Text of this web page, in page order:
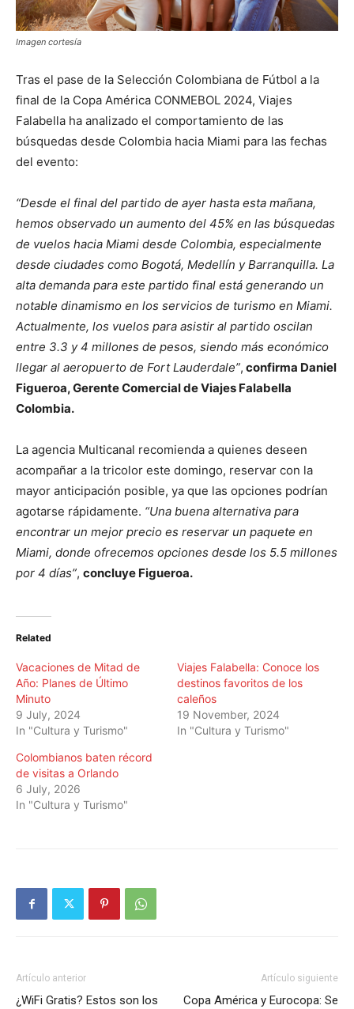
Imagen cortesía
Tras el pase de la Selección Colombiana de Fútbol a la
final de la Copa América CONMEBOL 2024, Viajes
Falabella ha analizado el comportamiento de las
búsquedas desde Colombia hacia Miami para las fechas
del evento:
“Desde el final del partido de ayer hasta esta mañana,
hemos observado un aumento del 45% en las búsquedas
de vuelos hacia Miami desde Colombia, especialmente
desde ciudades como Bogotá, Medellín y Barranquilla. La
alta demanda para este partido final está generando un
notable dinamismo en los servicios de turismo en Miami.
Actualmente, los vuelos para asistir al partido oscilan
entre 3.3 y 4 millones de pesos, siendo más económico
llegar al aeropuerto de Fort Lauderdale”, confirma Daniel
Figueroa, Gerente Comercial de Viajes Falabella
Colombia.
La agencia Multicanal recomienda a quienes deseen
acompañar a la tricolor este domingo, reservar con la
mayor anticipación posible, ya que las opciones podrían
agotarse rápidamente. “Una buena alternativa para
encontrar un mejor precio es reservar un paquete en
Miami, donde ofrecemos opciones desde los 5.5 millones
por 4 días”, concluye Figueroa.
Related
Vacaciones de Mitad de
Año: Planes de Último
Minuto
9 July, 2024
In "Cultura y Turismo"
Viajes Falabella: Conoce los
destinos favoritos de los
caleños
19 November, 2024
In "Cultura y Turismo"
Colombianos baten récord
de visitas a Orlando
6 July, 2026
In "Cultura y Turismo"
Artículo anterior
¿WiFi Gratis? Estos son los
Artículo siguiente
Copa América y Eurocopa: Se